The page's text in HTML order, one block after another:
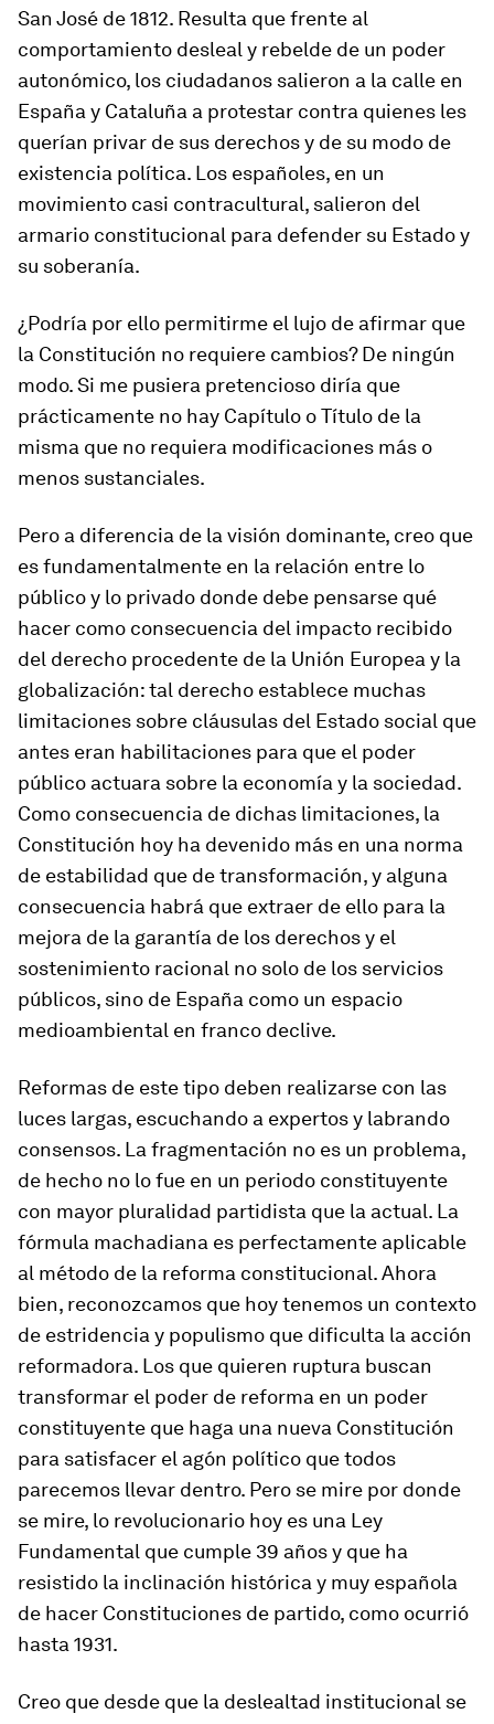
San José de 1812. Resulta que frente al
comportamiento desleal y rebelde de un poder
autonómico, los ciudadanos salieron a la calle en
España y Cataluña a protestar contra quienes les
querían privar de sus derechos y de su modo de
existencia política. Los españoles, en un
movimiento casi contracultural, salieron del
armario constitucional para defender su Estado y
su soberanía.
¿Podría por ello permitirme el lujo de afirmar que
la Constitución no requiere cambios? De ningún
modo. Si me pusiera pretencioso diría que
prácticamente no hay Capítulo o Título de la
misma que no requiera modificaciones más o
menos sustanciales.
Pero a diferencia de la visión dominante, creo que
es fundamentalmente en la relación entre lo
público y lo privado donde debe pensarse qué
hacer como consecuencia del impacto recibido
del derecho procedente de la Unión Europea y la
globalización: tal derecho establece muchas
limitaciones sobre cláusulas del Estado social que
antes eran habilitaciones para que el poder
público actuara sobre la economía y la sociedad.
Como consecuencia de dichas limitaciones, la
Constitución hoy ha devenido más en una norma
de estabilidad que de transformación, y alguna
consecuencia habrá que extraer de ello para la
mejora de la garantía de los derechos y el
sostenimiento racional no solo de los servicios
públicos, sino de España como un espacio
medioambiental en franco declive.
Reformas de este tipo deben realizarse con las
luces largas, escuchando a expertos y labrando
consensos. La fragmentación no es un problema,
de hecho no lo fue en un periodo constituyente
con mayor pluralidad partidista que la actual. La
fórmula machadiana es perfectamente aplicable
al método de la reforma constitucional. Ahora
bien, reconozcamos que hoy tenemos un contexto
de estridencia y populismo que dificulta la acción
reformadora. Los que quieren ruptura buscan
transformar el poder de reforma en un poder
constituyente que haga una nueva Constitución
para satisfacer el agón político que todos
parecemos llevar dentro. Pero se mire por donde
se mire, lo revolucionario hoy es una Ley
Fundamental que cumple 39 años y que ha
resistido la inclinación histórica y muy española
de hacer Constituciones de partido, como ocurrió
hasta 1931.
Creo que desde que la deslealtad institucional se